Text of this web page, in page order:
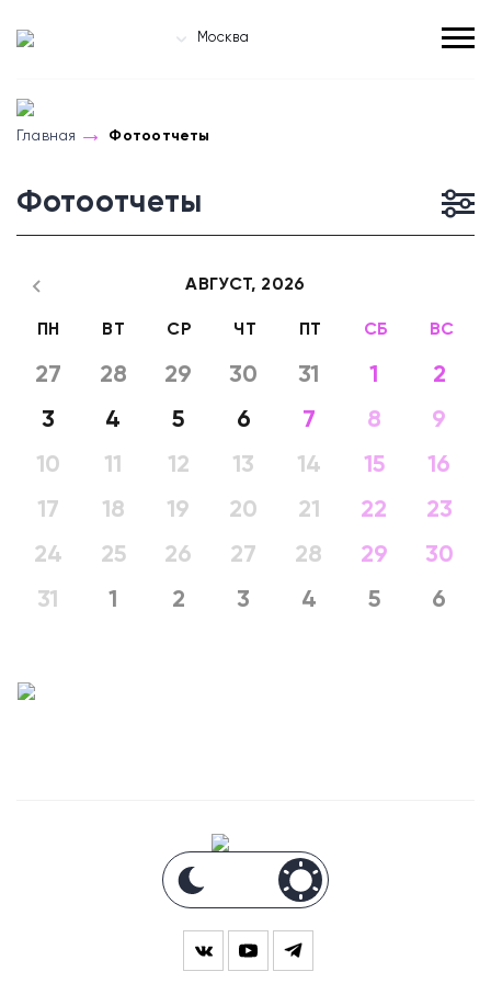
Москва
Главная Фотоотчеты
Фотоотчеты
АВГУСТ, 2026
ПН ВТ СР ЧТ ПТ СБ ВС
27 28 29 30 31 1
2
3
4 5 6 7 8
9
10
11 12 13 14 15
16
17
18 19 20 21 22
23
24
25 26 27 28 29
30
31
1 2 3 4 5 6